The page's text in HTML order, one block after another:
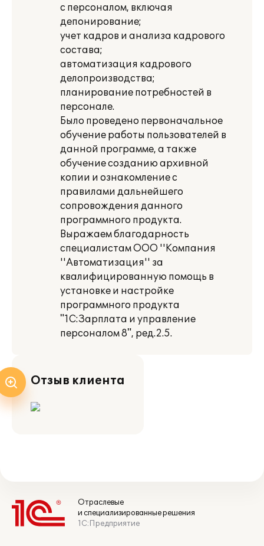
с персоналом, включая
депонирование;
учет кадров и анализа кадрового
состава;
автоматизация кадрового
делопроизводства;
планирование потребностей в
персонале.
Было проведено первоначальное
обучение работы пользователей в
данной программе, а также
обучение созданию архивной
копии и ознакомление с
правилами дальнейшего
сопровождения данного
программного продукта.
Выражаем благодарность
специалистам ООО ''Компания
''Автоматизация'' за
квалифицированную помощь в
установке и настройке
программного продукта
"1С:Зарплата и управление
персоналом 8", ред.2.5.
Отзыв клиента
Отраслевые
и специализированные решения
1С:Предприятие